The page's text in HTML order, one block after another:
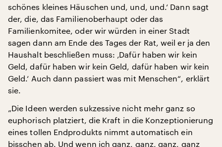
schönes kleines Häuschen und, und, und.‘ Dann sagt
der, die, das Familienoberhaupt oder das
Familienkomitee, oder wir würden in einer Stadt
sagen dann am Ende des Tages der Rat, weil er ja den
Haushalt beschließen muss: ‚Dafür haben wir kein
Geld, dafür haben wir kein Geld, dafür haben wir kein
Geld.‘ Auch dann passiert was mit Menschen“, erklärt
sie.
„Die Ideen werden sukzessive nicht mehr ganz so
euphorisch platziert, die Kraft in die Konzeptionierung
eines tollen Endprodukts nimmt automatisch ein
bisschen ab. Und wenn ich ganz, ganz, ganz, ganz